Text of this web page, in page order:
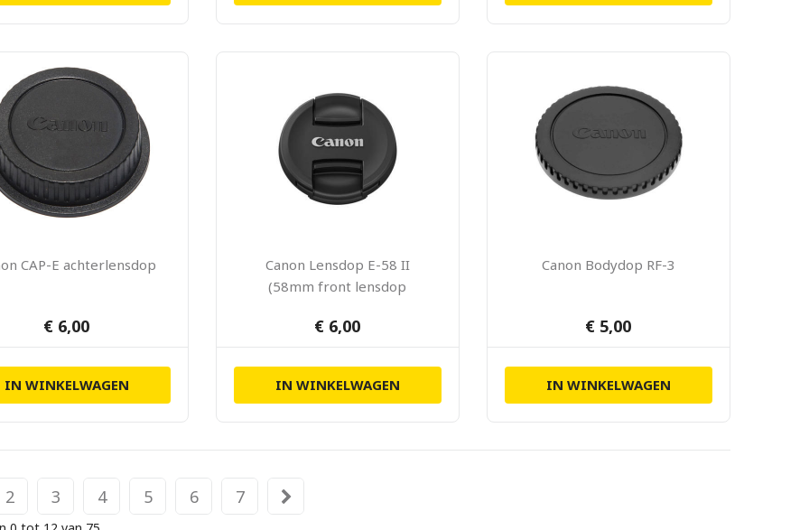
CAP-E achterlensdop
€ 6,00
IN WINKELWAGEN
Canon Lensdop E-58 II
(58mm front lensdop
€ 6,00
IN WINKELWAGEN
Canon Bodydop RF-3
€ 5,00
IN WINKELWAGEN
2 3 4 5 6 7